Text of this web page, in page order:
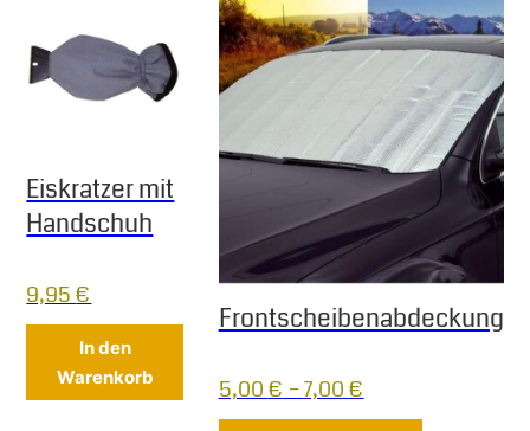
Eiskratzer mit
Handschuh
9,95€
In den
Warenkorb
Frontscheibenabdeckung
5,00€ –7,00€